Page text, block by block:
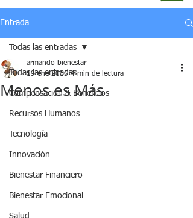
Entrada
Todas las entradas
Compensación & Beneficios
Recursos Humanos
Tecnología
Innovación
Bienestar Financiero
Bienestar Emocional
Salud
Todas las entradas
Menos es Más
armando bienestar
19 ene 2015 4 min de lectura